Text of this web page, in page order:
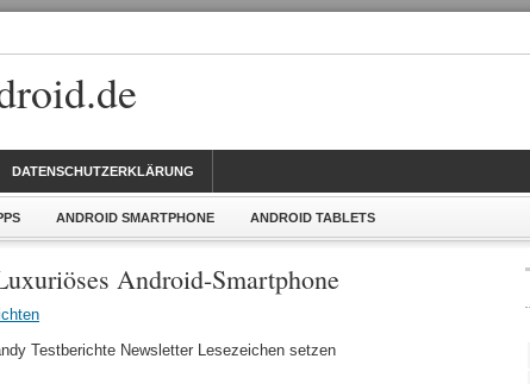
DATENSCHUTZERKLÄRUNG
ANDROID SMARTPHONE ANDROID TABLETS
Android-Smartphone
Testberichte Newsletter Lesezeichen setzen